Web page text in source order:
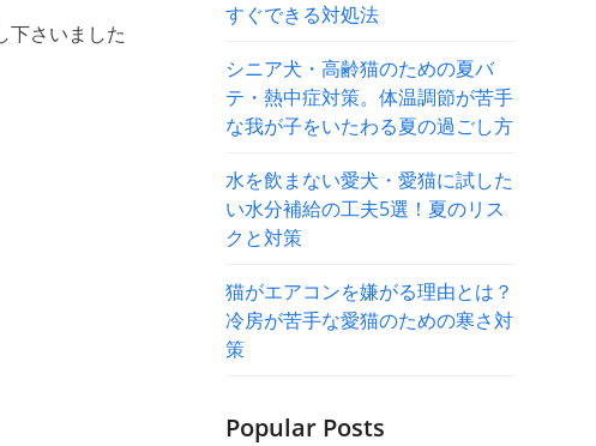
下さいました
すぐできる対処法
シニア犬・高齢猫のための夏バ
テ・熱中症対策。体温調節が苦手
な我が子をいたわる夏の過ごし方
水を飲まない愛犬・愛猫に試した
い水分補給の工夫5選！夏のリス
クと対策
猫がエアコンを嫌がる理由とは？
冷房が苦手な愛猫のための寒さ対
策
Popular Posts